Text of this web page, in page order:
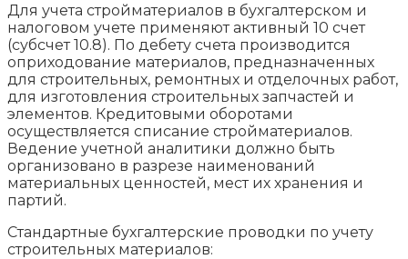
Для учета стройматериалов в бухгалтерском и
налоговом учете применяют активный 10 счет
(субсчет 10.8). По дебету счета производится
оприходование материалов, предназначенных
для строительных, ремонтных и отделочных работ,
для изготовления строительных запчастей и
элементов. Кредитовыми оборотами
осуществляется списание стройматериалов.
Ведение учетной аналитики должно быть
организовано в разрезе наименований
материальных ценностей, мест их хранения и
партий.
Стандартные бухгалтерские проводки по учету
строительных материалов: